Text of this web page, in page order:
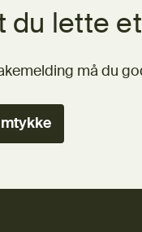
du lette
må du